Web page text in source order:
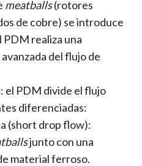
meatballs(rotores
de cobre) se introduce
PDM realiza una
del flujo de
el PDM divide el flujo
diferenciadas:
(short drop flow):
junto con una
material ferroso.